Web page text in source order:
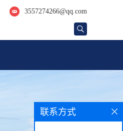
3557274266@qq.com
联系方式